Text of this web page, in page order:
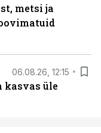
metsi ja
06.08.26, 12:15
kasvas üle